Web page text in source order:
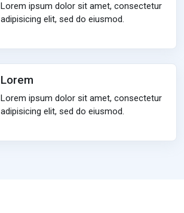
Lorem ipsum dolor sit amet, consectetur
adipisicing elit, sed do eiusmod.
Lorem
Lorem ipsum dolor sit amet, consectetur
adipisicing elit, sed do eiusmod.